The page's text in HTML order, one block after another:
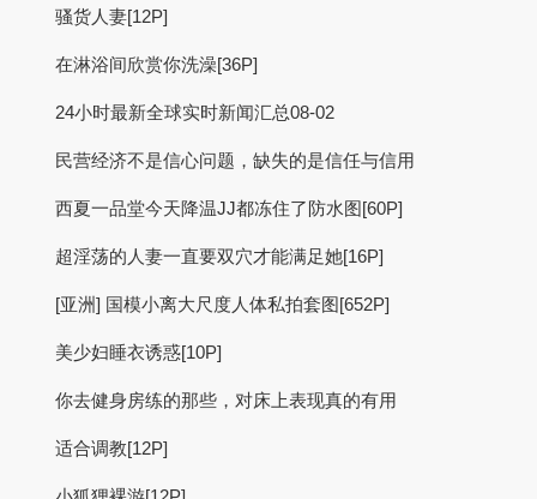
骚货人妻[12P]
在淋浴间欣赏你洗澡[36P]
24小时最新全球实时新闻汇总08-02
民营经济不是信心问题，缺失的是信任与信用
西夏一品堂今天降温JJ都冻住了防水图[60P]
超淫​​荡的人妻一直要双穴才能满足她[16P]
[亚洲] 国模小离大尺度人体私拍套图[652P]
美少妇睡衣诱惑[10P]
你去健身房练的那些，对床上表现真的有用
适合调教[12P]